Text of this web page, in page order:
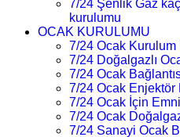
7/24 Şenlik Gaz
kurulumu
OCAK KURULUMU
7/24 Ocak Kurulum
7/24 Doğalgazlı
7/24 Ocak
7/24 Ocak Enjektör
7/24 Ocak İçin
7/24 Ocak
7/24 Sanayi Ocak